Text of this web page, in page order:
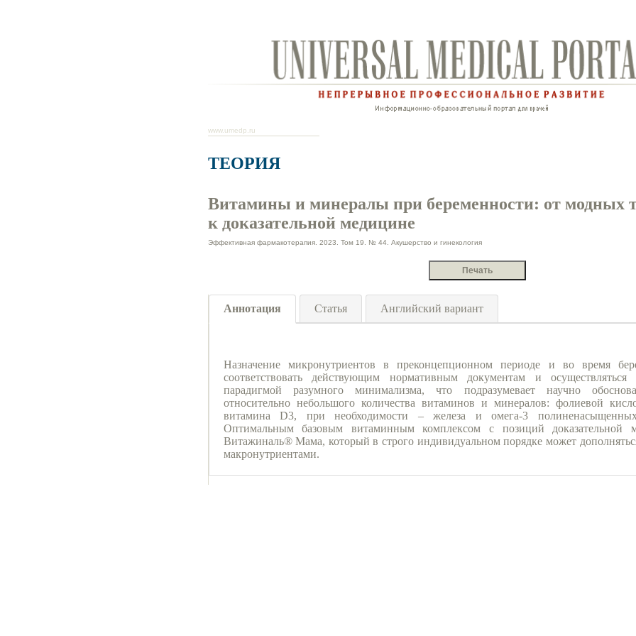
www.umedp.ru
ТЕОРИЯ
Витамины и минералы при беременности: от модных
к доказательной медицине
Эффективная фармакотерапия. 2023. Том 19. № 44. Акушерство и гинекология
Аннотация Статья Английский вариант
Назначение микронутриентов в преконцепционном периоде и во время
соответствовать действующим нормативным документам и
парадигмой разумного минимализма, что подразумевает научно
относительно небольшого количества витаминов и минералов: фолиевой
витамина D3, при необходимости – железа и омега-3
Оптимальным базовым витаминным комплексом с позиций доказательной
Витажиналь® Мама, который в строго индивидуальном порядке может
макронутриентами.